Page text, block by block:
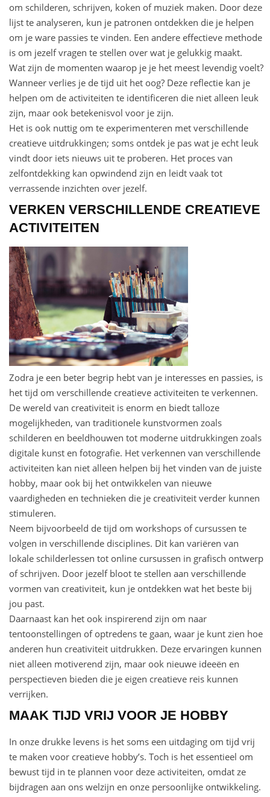
om schilderen, schrijven, koken of muziek maken. Door deze
lijst te analyseren, kun je patronen ontdekken die je helpen
om je ware passies te vinden. Een andere effectieve methode
is om jezelf vragen te stellen over wat je gelukkig maakt.
Wat zijn de momenten waarop je je het meest levendig voelt?
Wanneer verlies je de tijd uit het oog? Deze reflectie kan je
helpen om de activiteiten te identificeren die niet alleen leuk
zijn, maar ook betekenisvol voor je zijn.
Het is ook nuttig om te experimenteren met verschillende
creatieve uitdrukkingen; soms ontdek je pas wat je echt leuk
vindt door iets nieuws uit te proberen. Het proces van
zelfontdekking kan opwindend zijn en leidt vaak tot
verrassende inzichten over jezelf.
VERKEN VERSCHILLENDE CREATIEVE
ACTIVITEITEN
Zodra je een beter begrip hebt van je interesses en passies, is
het tijd om verschillende creatieve activiteiten te verkennen.
De wereld van creativiteit is enorm en biedt talloze
mogelijkheden, van traditionele kunstvormen zoals
schilderen en beeldhouwen tot moderne uitdrukkingen zoals
digitale kunst en fotografie. Het verkennen van verschillende
activiteiten kan niet alleen helpen bij het vinden van de juiste
hobby, maar ook bij het ontwikkelen van nieuwe
vaardigheden en technieken die je creativiteit verder kunnen
stimuleren.
Neem bijvoorbeeld de tijd om workshops of cursussen te
volgen in verschillende disciplines. Dit kan variëren van
lokale schilderlessen tot online cursussen in grafisch ontwerp
of schrijven. Door jezelf bloot te stellen aan verschillende
vormen van creativiteit, kun je ontdekken wat het beste bij
jou past.
Daarnaast kan het ook inspirerend zijn om naar
tentoonstellingen of optredens te gaan, waar je kunt zien hoe
anderen hun creativiteit uitdrukken. Deze ervaringen kunnen
niet alleen motiverend zijn, maar ook nieuwe ideeën en
perspectieven bieden die je eigen creatieve reis kunnen
verrijken.
MAAK TIJD VRIJ VOOR JE HOBBY
In onze drukke levens is het soms een uitdaging om tijd vrij
te maken voor creatieve hobby’s. Toch is het essentieel om
bewust tijd in te plannen voor deze activiteiten, omdat ze
bijdragen aan ons welzijn en onze persoonlijke ontwikkeling.